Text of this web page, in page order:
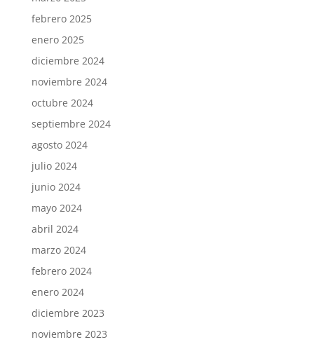
febrero 2025
enero 2025
diciembre 2024
noviembre 2024
octubre 2024
septiembre 2024
agosto 2024
julio 2024
junio 2024
mayo 2024
abril 2024
marzo 2024
febrero 2024
enero 2024
diciembre 2023
noviembre 2023